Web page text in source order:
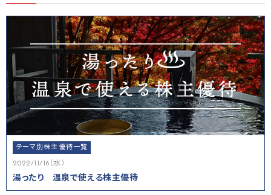
テーマ別株主優待一覧
2022/11/16（水）
湯ったり 温泉で使える株主優待